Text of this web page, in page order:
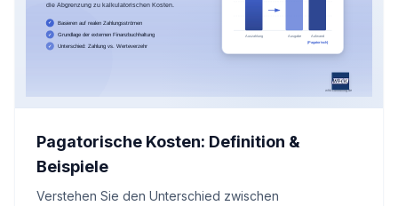
Pagatorische Kosten: Definition &
Beispiele
Verstehen Sie den Unterschied zwischen